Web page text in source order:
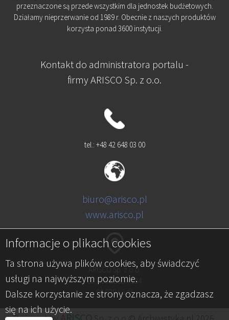
Informacje o plikach cookies
Ta strona używa plików cookies, aby świadczyć
usługi na najwyższym poziomie.
Dalsze korzystanie ze strony oznacza, że zgadzasz
się na ich użycie.
przeznaczone są przede wszystkim dla jednostek budżetowych.
Działamy nieprzerwanie od 1989 r. Obecnie z naszych produktów
korzysta ponad 3600 instytucji.
Kontakt do administratora portalu -
firmy ARISCO Sp. z o.o.
tel.: +48 42 648 03 00
biuro@arisco.pl
www.arisco.pl
ARISCO Sp. z o.o.
al. Kościuszki 134
90-029 Łódź